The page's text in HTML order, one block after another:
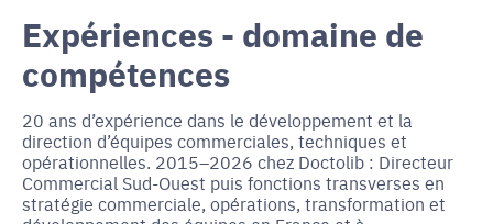
Expériences - domaine de
compétences
20 ans d’expérience dans le développement et la
direction d’équipes commerciales, techniques et
opérationnelles. 2015–2026 chez Doctolib : Directeur
Commercial Sud-Ouest puis fonctions transverses en
stratégie commerciale, opérations, transformation et